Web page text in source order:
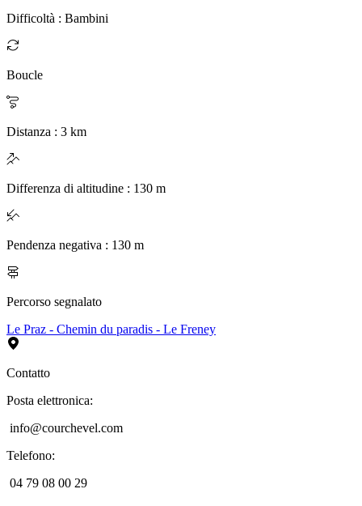
Difficoltà : Bambini
Boucle
Distanza : 3 km
Differenza di altitudine : 130 m
Pendenza negativa : 130 m
Percorso segnalato
Le Praz - Chemin du paradis - Le Freney
Contatto
Posta elettronica:
info@courchevel.com
Telefono:
04 79 08 00 29